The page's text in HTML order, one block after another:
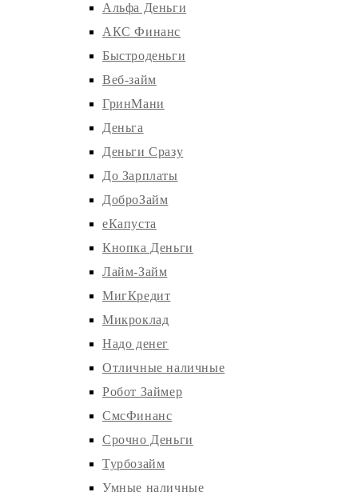
Альфа Деньги
АКС Финанс
Быстроденьги
Веб-займ
ГринМани
Деньга
Деньги Сразу
До Зарплаты
ДоброЗайм
еКапуста
Кнопка Деньги
Лайм-Займ
МигКредит
Микроклад
Надо денег
Отличные наличные
Робот Займер
СмсФинанс
Срочно Деньги
Турбозайм
Умные наличные